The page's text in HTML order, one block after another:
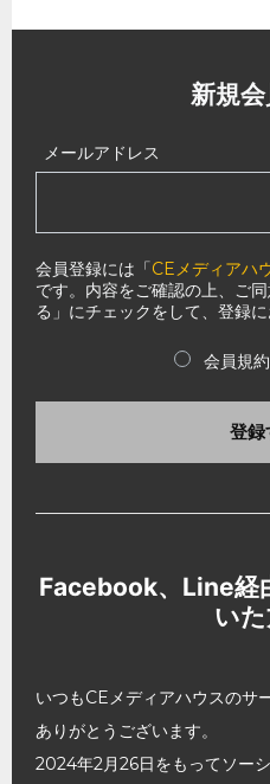
新規
メールアドレス
会員登録には「CEメディアハ
です。内容をご確認の上、ご
る」にチェックをして、登録に
会員規
登録
Facebook、Line経
い
いつもCEメディアハウスのサ
ありがとうございます。
2024年2月26日をもってソー